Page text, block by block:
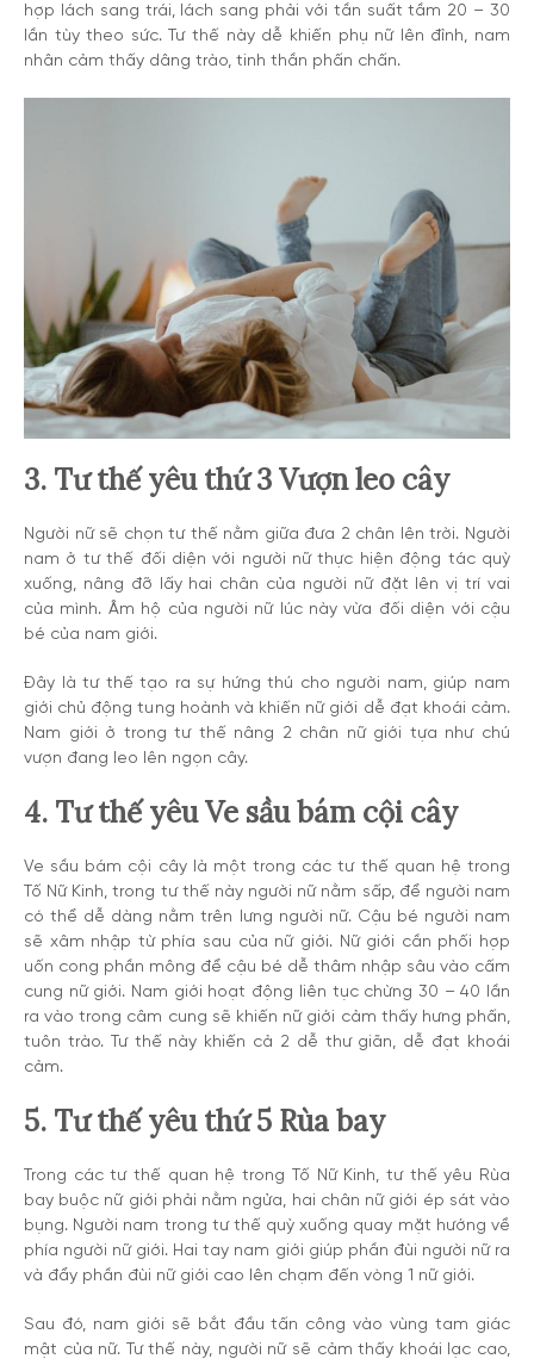
hợp lách sang trái, lách sang phải với tần suất tầm 20 – 30
lần tùy theo sức. Tư thế này dễ khiến phụ nữ lên đỉnh, nam
nhân cảm thấy dâng trào, tinh thần phấn chấn.
3. Tư thế yêu thứ 3 Vượn leo cây
Người nữ sẽ chọn tư thế nằm giữa đưa 2 chân lên trời. Người
nam ở tư thế đối diện với người nữ thực hiện động tác quỳ
xuống, nâng đỡ lấy hai chân của người nữ đặt lên vị trí vai
của mình. Âm hộ của người nữ lúc này vừa đối diện với cậu
bé của nam giới.
Đây là tư thế tạo ra sự hứng thú cho người nam, giúp nam
giới chủ động tung hoành và khiến nữ giới dễ đạt khoái cảm.
Nam giới ở trong tư thế nâng 2 chân nữ giới tựa như chú
vượn đang leo lên ngọn cây.
4. Tư thế yêu Ve sầu bám cội cây
Ve sầu bám cội cây là một trong các tư thế quan hệ trong
Tố Nữ Kinh, trong tư thế này người nữ nằm sấp, để người nam
có thể dễ dàng nằm trên lưng người nữ. Cậu bé người nam
sẽ xâm nhập từ phía sau của nữ giới. Nữ giới cần phối hợp
uốn cong phần mông để cậu bé dễ thâm nhập sâu vào cấm
cung nữ giới. Nam giới hoạt động liên tục chừng 30 – 40 lần
ra vào trong câm cung sẽ khiến nữ giới cảm thấy hưng phấn,
tuôn trào. Tư thế này khiến cả 2 dễ thư giãn, dễ đạt khoái
cảm.
5. Tư thế yêu thứ 5 Rùa bay
Trong các tư thế quan hệ trong Tố Nữ Kinh, tư thế yêu Rùa
bay buộc nữ giới phải nằm ngửa, hai chân nữ giới ép sát vào
bụng. Người nam trong tư thế quỳ xuống quay mặt hướng về
phía người nữ giới. Hai tay nam giới giúp phần đùi người nữ ra
và đẩy phần đùi nữ giới cao lên chạm đến vòng 1 nữ giới.
Sau đó, nam giới sẽ bắt đầu tấn công vào vùng tam giác
mật của nữ. Tư thế này, người nữ sẽ cảm thấy khoái lạc cao,